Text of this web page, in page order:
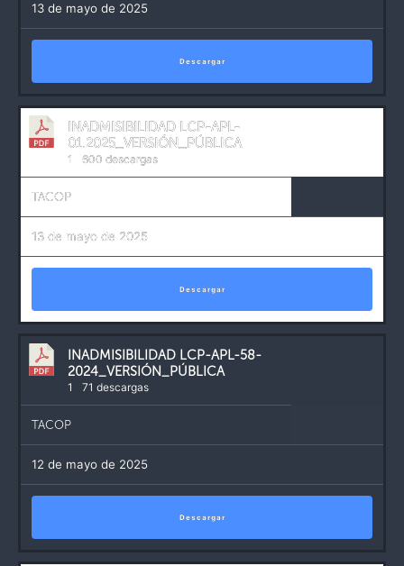
13 de mayo de 2025
Descargar
INADMISIBILIDAD LCP-APL-
01.2025_VERSIÓN_PÚBLICA
1 600 descargas
TACOP
13 de mayo de 2025
Descargar
INADMISIBILIDAD LCP-APL-58-
2024_VERSIÓN_PÚBLICA
1 71 descargas
TACOP
12 de mayo de 2025
Descargar